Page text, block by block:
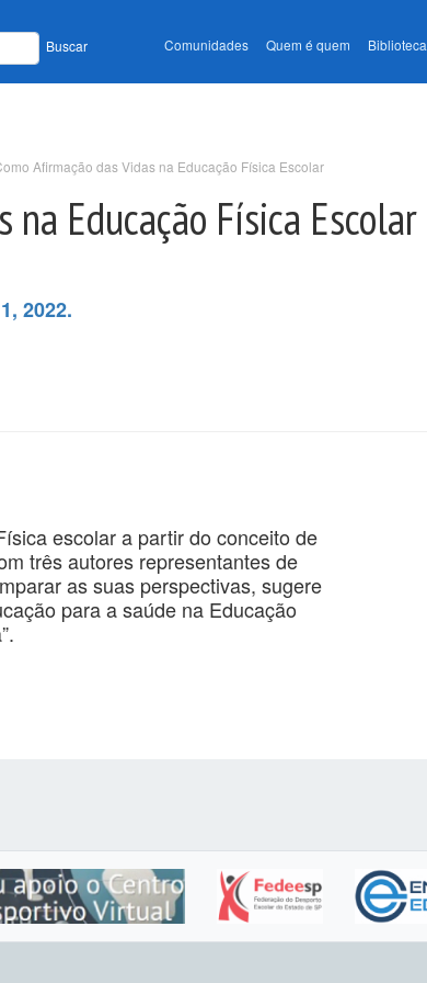
Buscar Comunidades Quem é quem Biblioteca
Afirmação das Vidas na Educação Física Escolar
na Educação Física Escolar
2022.
escolar a partir do conceito de
três autores representantes de
as suas perspectivas, sugere
para a saúde na Educação